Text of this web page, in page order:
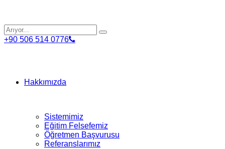
+90 506 514 0776
Hakkımızda
Sistemimiz
Eğitim Felsefemiz
Öğretmen Başvurusu
Referanslarımız